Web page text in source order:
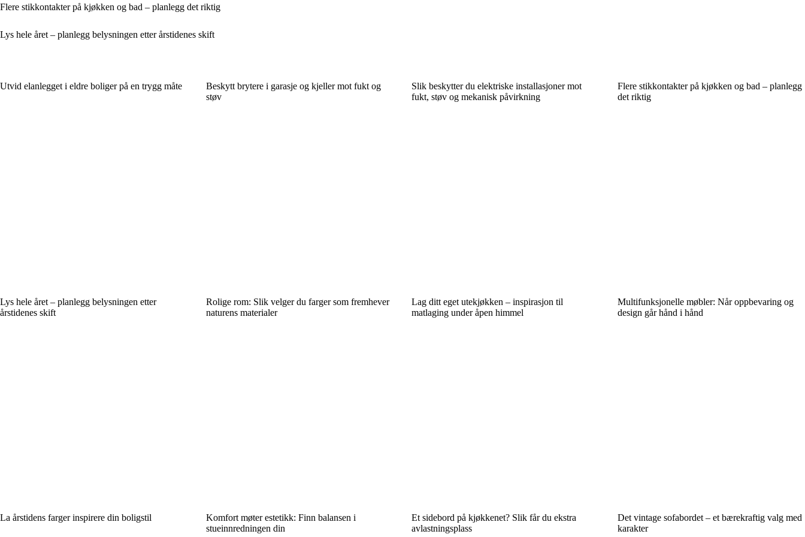
Flere stikkontakter på kjøkken og bad – planlegg det riktig
Lys hele året – planlegg belysningen etter årstidenes skift
Utvid elanlegget i eldre boliger på en trygg måte
Beskytt brytere i garasje og kjeller mot fukt og
støv
Slik beskytter du elektriske installasjoner mot
fukt, støv og mekanisk påvirkning
Flere stikkontakter på kjøkken og bad – planlegg
det riktig
Lys hele året – planlegg belysningen etter
årstidenes skift
Rolige rom: Slik velger du farger som fremhever
naturens materialer
Lag ditt eget utekjøkken – inspirasjon til
matlaging under åpen himmel
Multifunksjonelle møbler: Når oppbevaring og
design går hånd i hånd
La årstidens farger inspirere din boligstil
Komfort møter estetikk: Finn balansen i
stueinnredningen din
Et sidebord på kjøkkenet? Slik får du ekstra
avlastningsplass
Det vintage sofabordet – et bærekraftig valg med
karakter